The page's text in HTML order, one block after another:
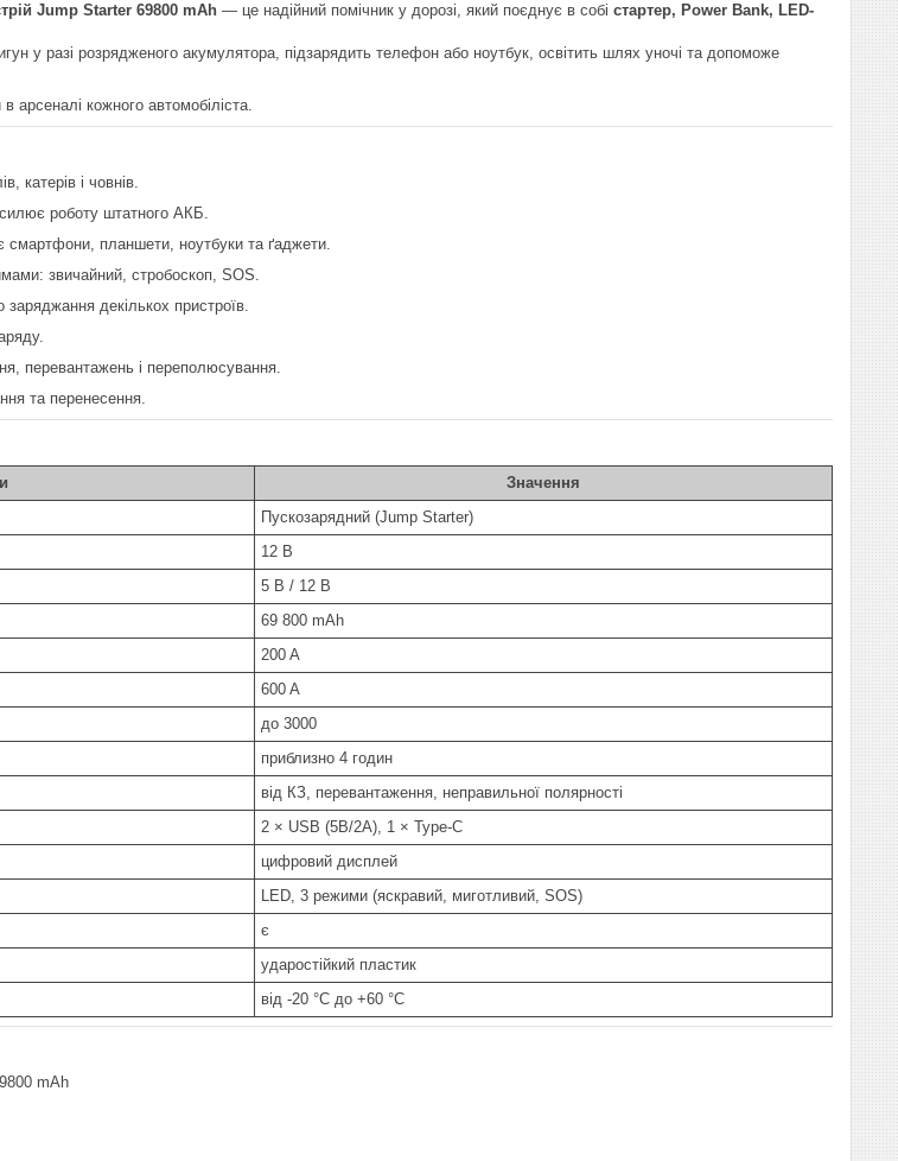
Jump Starter 69800 mAh — це надійний помічник у дорозі, який поєднує в собі стартер, Power Bank, LED-
у разі розрядженого акумулятора, підзарядить телефон або ноутбук, освітить шлях уночі та допоможе
арсеналі кожного автомобіліста.
катерів і човнів.
роботу штатного АКБ.
планшети, ноутбуки та ґаджети.
звичайний, стробоскоп, SOS.
заряджання декількох пристроїв.
перевантажень і переполюсування.
та перенесення.
Значення
Пускозарядний (Jump Starter)
12 В
5 В / 12 В
69 800 mAh
200 A
600 A
до 3000
приблизно 4 годин
від КЗ, перевантаження, неправильної полярності
2 × USB (5В/2А), 1 × Type-C
цифровий дисплей
LED, 3 режими (яскравий, миготливий, SOS)
є
ударостійкий пластик
від -20 °C до +60 °C
mAh